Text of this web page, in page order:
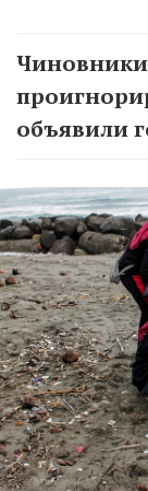
объявили